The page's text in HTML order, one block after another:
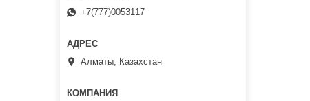
+7(777)0053117
Алматы, Казахстан